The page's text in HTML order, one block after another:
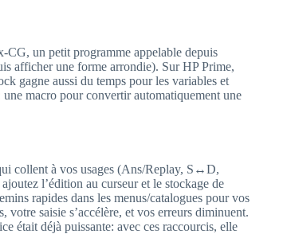
CG, un petit programme appelable depuis
afficher une forme arrondie). Sur HP Prime,
gagne aussi du temps pour les variables et
macro pour convertir automatiquement une
collent à vos usages (Ans/Replay, S↔D,
l’édition au curseur et le stockage de
rapides dans les menus/catalogues pour vos
saisie s’accélère, et vos erreurs diminuent.
était déjà puissante: avec ces raccourcis, elle